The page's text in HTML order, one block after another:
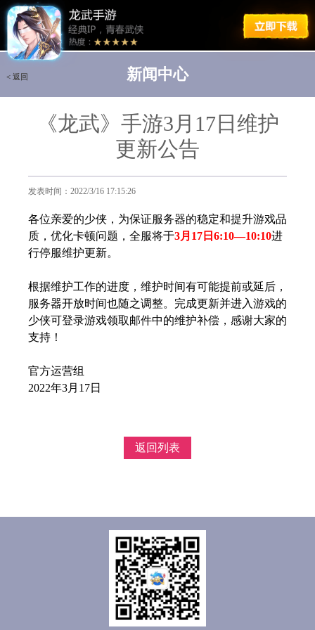
新闻中心
< 返回
< 返回
《龙武》手游3月17日维护
更新公告
发表时间：2022/3/16 17:15:26
各位亲爱的少侠，为保证服务器的稳定和提升游戏品
质，优化卡顿问题，全服将于3月17日6:10—10:10进
行停服维护更新。
根据维护工作的进度，维护时间有可能提前或延后，
服务器开放时间也随之调整。完成更新并进入游戏的
少侠可登录游戏领取邮件中的维护补偿，感谢大家的
支持！
官方运营组
2022年3月17日
返回列表